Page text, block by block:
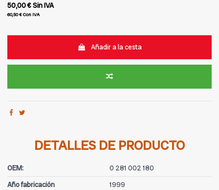
50,00 €Sin IVA
60,50 €Con IVA
Añadir a la cesta
DETALLES DE PRODUCTO
OEM:
0 281 002 180
Año fabricación
1999